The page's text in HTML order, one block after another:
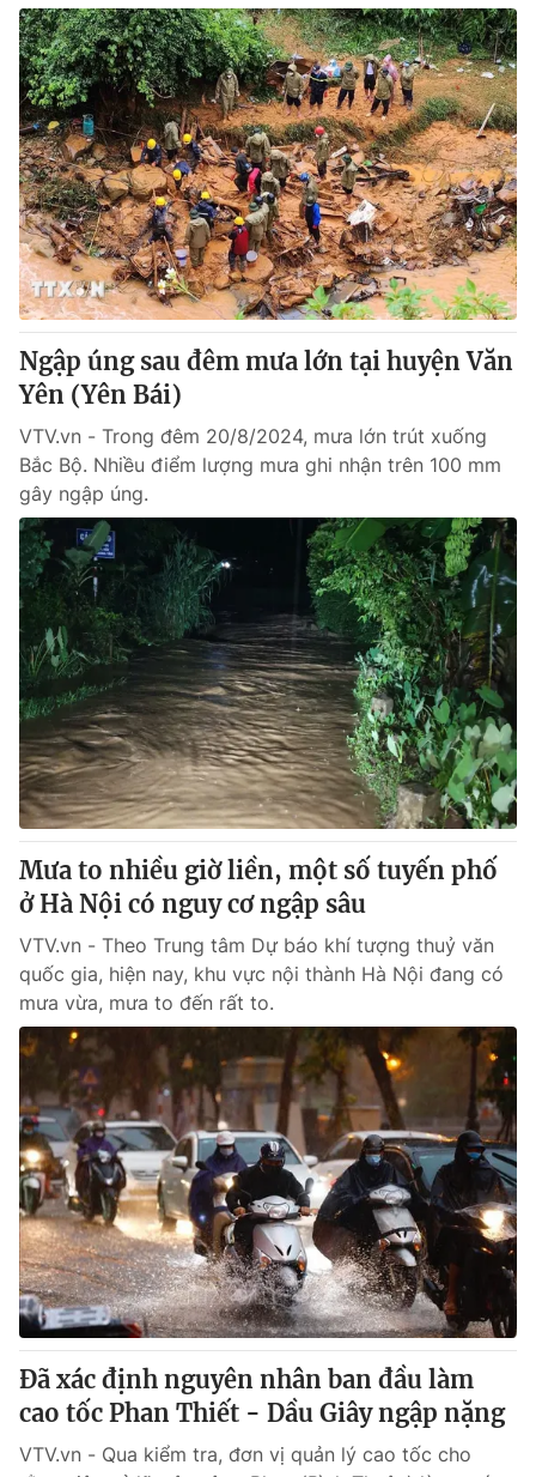
Ngập úng sau đêm mưa lớn tại huyện Văn
Yên (Yên Bái)
VTV.vn - Trong đêm 20/8/2024, mưa lớn trút xuống
Bắc Bộ. Nhiều điểm lượng mưa ghi nhận trên 100 mm
gây ngập úng.
Mưa to nhiều giờ liền, một số tuyến phố
ở Hà Nội có nguy cơ ngập sâu
VTV.vn - Theo Trung tâm Dự báo khí tượng thuỷ văn
quốc gia, hiện nay, khu vực nội thành Hà Nội đang có
mưa vừa, mưa to đến rất to.
Đã xác định nguyên nhân ban đầu làm
cao tốc Phan Thiết - Dầu Giây ngập nặng
VTV.vn - Qua kiểm tra, đơn vị quản lý cao tốc cho